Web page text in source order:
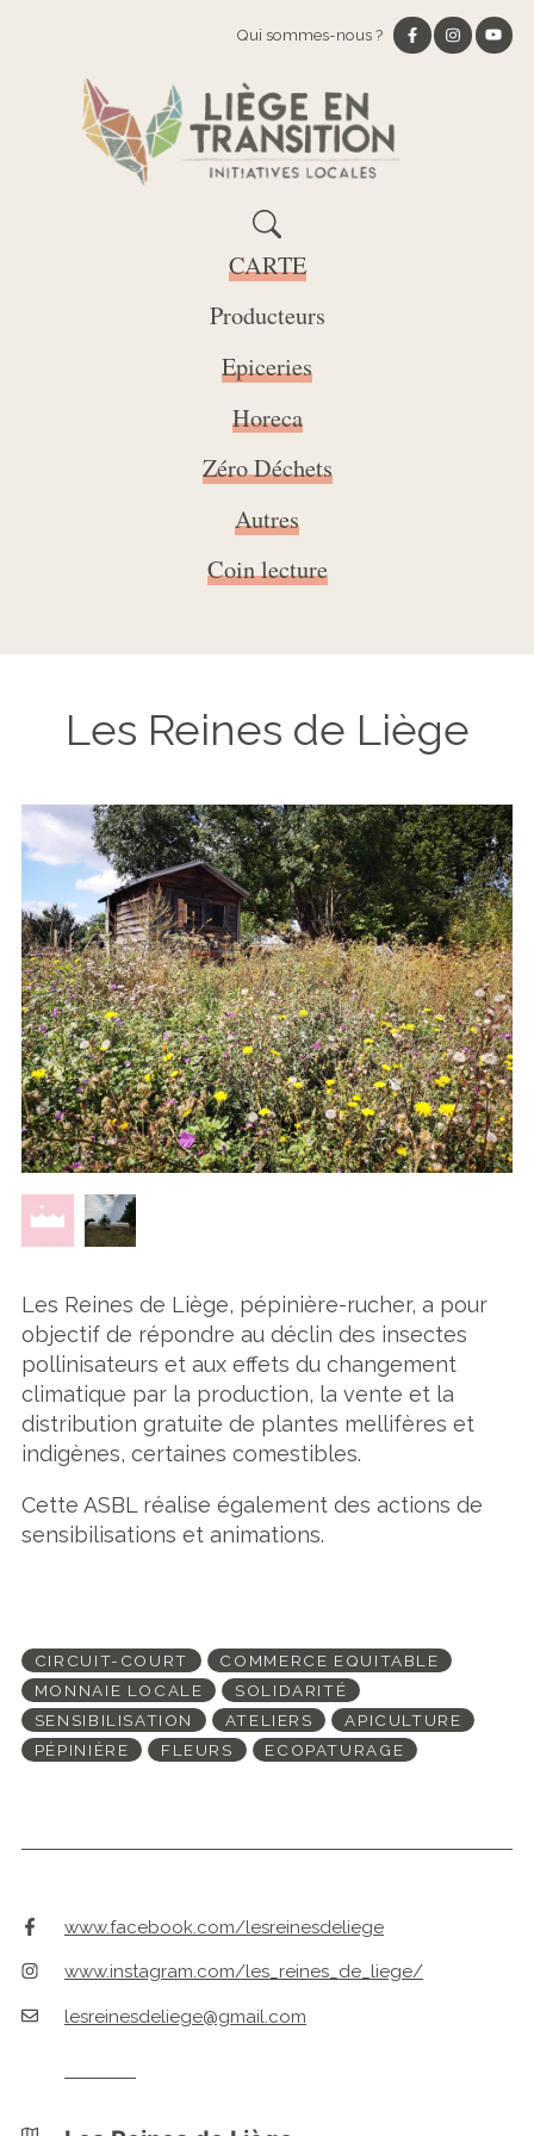
Qui sommes-nous ?
CARTE
Producteurs
Epiceries
Horeca
Zéro Déchets
Autres
Coin lecture
Les Reines de Liège
Les Reines de Liège, pépinière-rucher, a pour
objectif de répondre au déclin des insectes
pollinisateurs et aux effets du changement
climatique par la production, la vente et la
distribution gratuite de plantes mellifères et
indigènes, certaines comestibles.
Cette ASBL réalise également des actions de
sensibilisations et animations.
CIRCUIT-COURT
COMMERCE EQUITABLE
MONNAIE LOCALE
SOLIDARITÉ
SENSIBILISATION
ATELIERS
APICULTURE
PÉPINIÈRE
FLEURS ECOPATURAGE
www.facebook.com/lesreinesdeliege
www.instagram.com/les_reines_de_liege/
lesreinesdeliege@gmail.com